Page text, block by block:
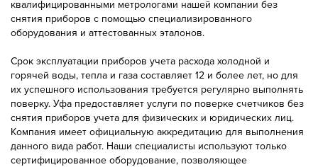
квалифицированными метрологами нашей компании без
снятия приборов с помощью специализированного
оборудования и аттестованных эталонов.
Срок эксплуатации приборов учета расхода холодной и
горячей воды, тепла и газа составляет 12 и более лет, но для
их успешного использования требуется регулярно выполнять
поверку. Уфа предоставляет услуги по поверке счетчиков без
снятия приборов учета для физических и юридических лиц.
Компания имеет официальную аккредитацию для выполнения
данного вида работ. Наши специалисты используют только
сертифицированное оборудование, позволяющее